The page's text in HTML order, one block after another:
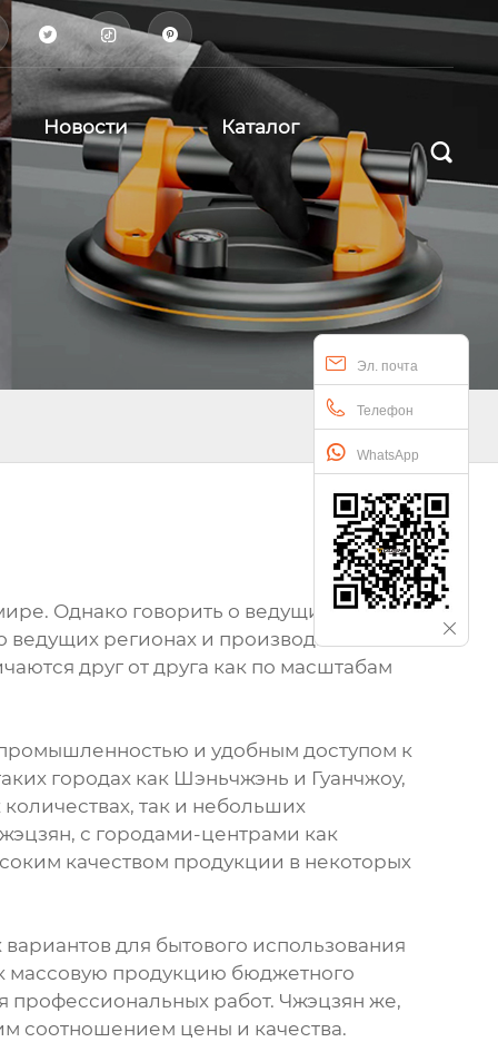
  
Новости Каталог

Эл. почта
Телефон
WhatsApp
Однако говорить о ведущих странах
ведущих регионах и производителях
друг от друга как по масштабам
и удобным доступом к
городах как Шэньчжэнь и Гуанчжоу,
так и небольших
с городами-центрами как
качеством продукции в некоторых
для бытового использования
массовую продукцию бюджетного
профессиональных работ. Чжэцзян же,
соотношением цены и качества.